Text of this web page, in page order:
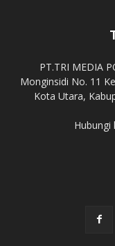
PT.TRI MEDIA
Monginsidi No. 11
Kota Utara,
Hubungi